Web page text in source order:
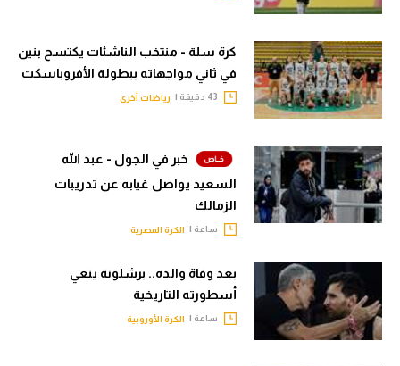
كرة سلة - منتخب الناشئات يكتسح بنين
في ثاني مواجهاته ببطولة الأفروباسكت
رياضات أخرى
خبر في الجول - عبد الله
السعيد يواصل غيابه عن تدريبات
الزمالك
ساعة | الكرة المصرية
بعد وفاة والده.. برشلونة ينعي
أسطورته التاريخية
ساعة | الكرة الأوروبية